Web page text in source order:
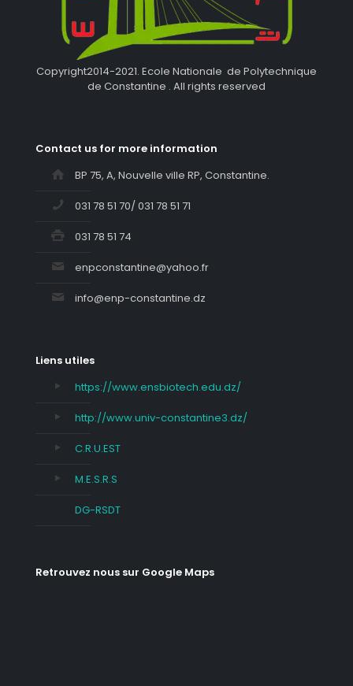
Copyright2014-2021. Ecole Nationale de Polytechnique
de Constantine . All rights reserved
Contact us for more information
BP 75, A, Nouvelle ville RP, Constantine.
031 78 51 70/ 031 78 51 71
031 78 51 74
enpconstantine@yahoo.fr
info@enp-constantine.dz
Liens utiles
https://www.ensbiotech.edu.dz/
http://www.univ-constantine3.dz/
C.R.U.EST
M.E.S.R.S
DG-RSDT
Retrouvez nous sur Google Maps